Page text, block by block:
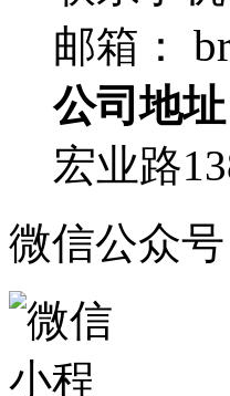
邮箱：
公司地址
宏业路
微信公众号